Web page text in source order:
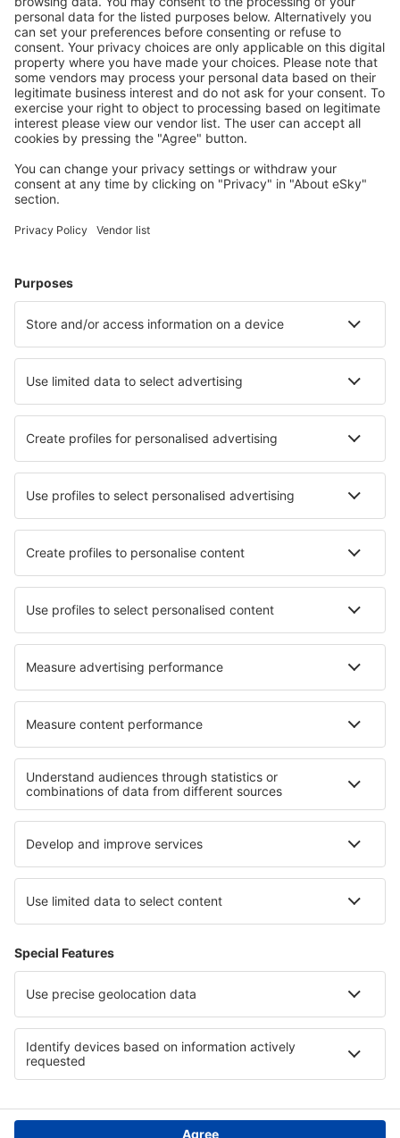
Ladda ner vår appför att enkelt planera
dina resor
Planera din resa
Billiga flyg
Weekendresor
Flyg+Hotell
Hotell
Transfer
Sevärdheter
Sportevenemang
Läs mer
Mobilapp
Flygbolag
SAS
Ryanair
Lufthansa
Norwegian
WizzAir
Om eSky
Köpvillkor
Mina bokningar
Integritetspolicy
Support och kontakt
Integritet
Länder
Internationella sidor
eSky.eu eSky.com eDestinos.com